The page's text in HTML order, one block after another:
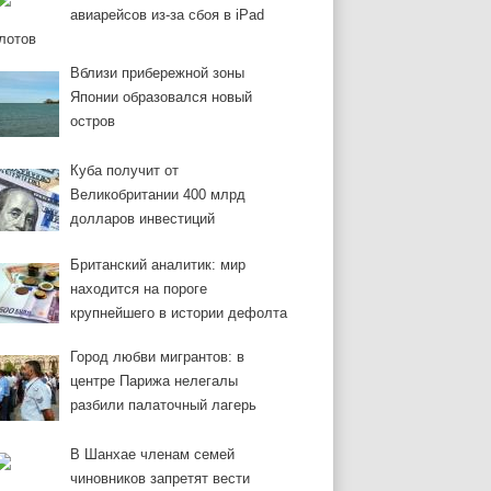
авиарейсов из-за сбоя в iPad
Вблизи прибережной зоны
Японии образовался новый
остров
Куба получит от
Великобритании 400 млрд
долларов инвестиций
Британский аналитик: мир
находится на пороге
крупнейшего в истории дефолта
Город любви мигрантов: в
центре Парижа нелегалы
разбили палаточный лагерь
В Шанхае членам семей
чиновников запретят вести